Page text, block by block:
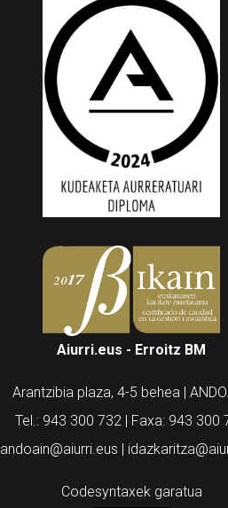
Aiurri.eus - Erroitz BM
Arantzibia plaza, 4-5 behea |
Tel.: 943 300 732 | Faxa: 943 300
andoain@aiurri.eus |
Codesyntaxek garatua